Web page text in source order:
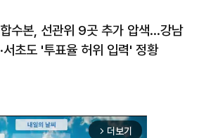
합수본, 선관위 9곳 추가 압색…강남
·서초도 '투표율 허위 입력' 정황
arrow_forward_ios 더보기